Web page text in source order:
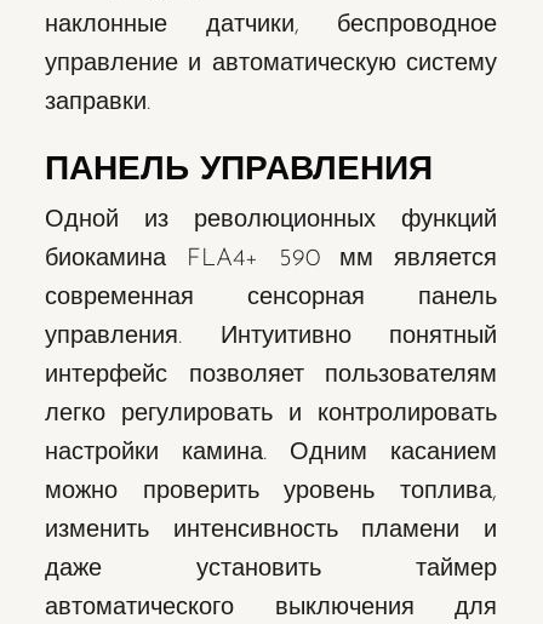
наклонные датчики, беспроводное
управление и автоматическую систему
заправки.
ПАНЕЛЬ УПРАВЛЕНИЯ
Одной из революционных функций
биокамина FLA4+ 590 мм является
современная сенсорная панель
управления. Интуитивно понятный
интерфейс позволяет пользователям
легко регулировать и контролировать
настройки камина. Одним касанием
можно проверить уровень топлива,
изменить интенсивность пламени и
даже установить таймер
автоматического выключения для